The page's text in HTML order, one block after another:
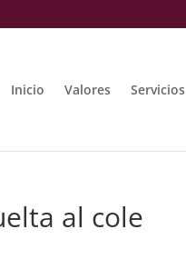
Inicio Valores Servicios
al cole